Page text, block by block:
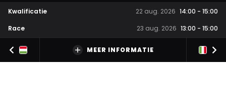
Kwalificatie 22 aug. 2026 14:00 - 15:00
Race
23 aug. 2026 13:00 - 15:00
MEER INFORMATIE